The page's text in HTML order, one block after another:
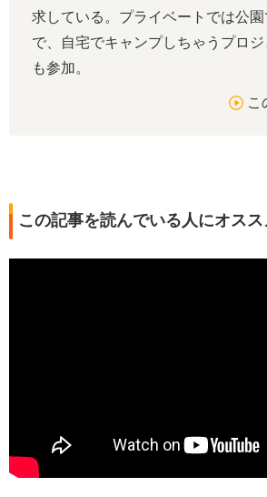
求している。プライベートでは公園
で、自宅でキャンプしちゃうプロ
も参加。
こ
この記事を読んでいる人にオス